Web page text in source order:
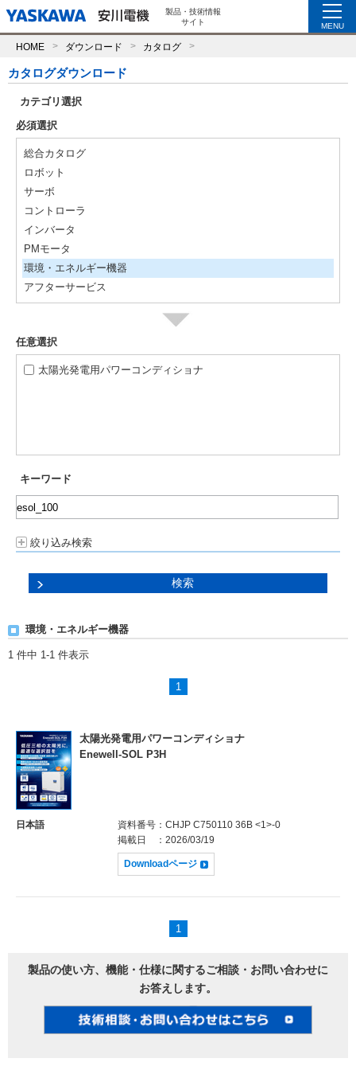
製品・技術情報
サイト
MENU
HOME ダウンロード カタログ
カタログダウンロード
カテゴリ選択
必須選択
総合カタログ
ロボット
サーボ
コントローラ
インバータ
PMモータ
環境・エネルギー機器
アフターサービス
任意選択
太陽光発電用パワーコンディショナ
キーワード
絞り込み検索
環境・エネルギー機器
1 件中 1-1 件表示
1
太陽光発電用パワーコンディショナ
Enewell-SOL P3H
日本語 資料番号 ：CHJP C750110 36B <1>-0
掲載日
：2026/03/19
Downloadページ
1
製品の使い方、機能・仕様に関するご相談・お問い合わせに
お答えします。